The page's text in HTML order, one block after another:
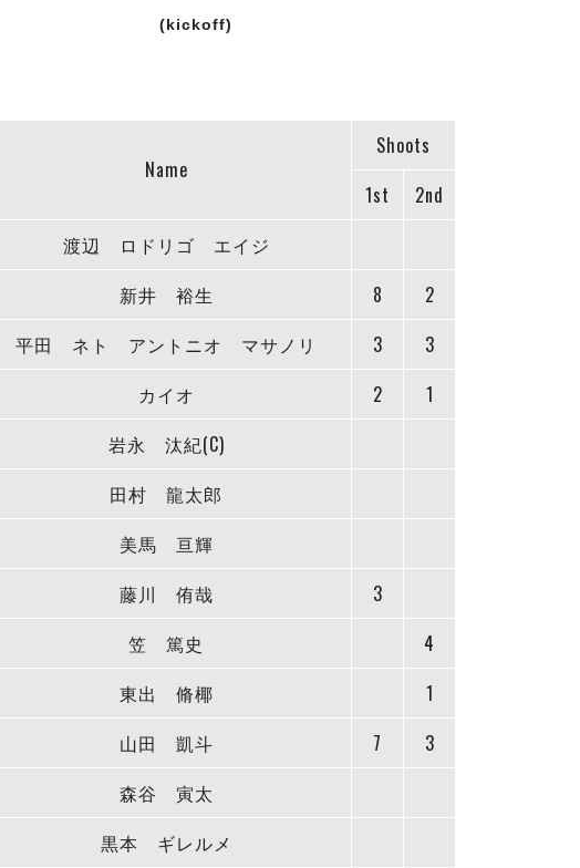
(kickoff)
Name
Shoots
1st
2nd
渡辺 ロドリゴ エイジ
新井 裕生 8
2
平田 ネト アントニオ マサノリ 3
3
カイオ 2
1
岩永 汰紀(C)
田村 龍太郎
美馬 亘輝
藤川 侑哉
3
笠 篤史
4
東出 脩椰
1
山田 凱斗 7
3
森谷 寅太
黒本 ギレルメ